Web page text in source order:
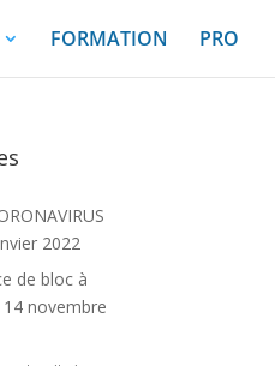
FORMATION PRO
2022
de bloc à
14 novembre